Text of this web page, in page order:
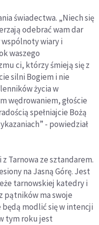
świadectwa. „Niech się
odebrać wam dar
wspólnoty wiary i
waszego
ci, którzy śmieją się z
silni Bogiem i nie
życia w
wędrowaniem, głoście
spełniajcie Bożą
- powiedział
Tarnowa ze sztandarem.
na Jasną Górę. Jest
tarnowskiej katedry i
pątników ma swoje
modlić się w intencji
tym roku jest